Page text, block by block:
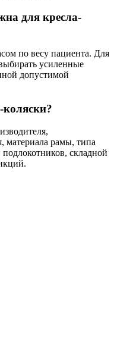
для кресла-
по весу пациента. Для
усиленные
допустимой
коляски?
материала рамы, типа
складной